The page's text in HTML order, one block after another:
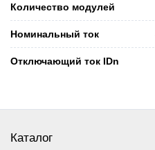
Количество модулей
Номинальный ток
Отключающий ток IDn
Каталог